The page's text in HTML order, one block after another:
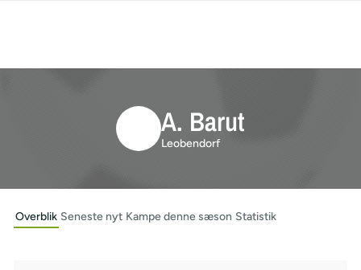
A. Barut
Leobendorf
Overblik Seneste nyt Kampe denne sæson Statistik